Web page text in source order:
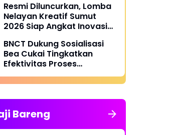
Resmi Diluncurkan, Lomba
Nelayan Kreatif Sumut
2026 Siap Angkat Inovasi
BNCT Dukung Sosialisasi
Bea Cukai Tingkatkan
Efektivitas Proses
Penerbitan SP3KK Empty
Container
Bareng